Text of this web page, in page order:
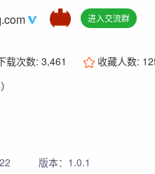
进入交流群
载次数: 3,461 收藏人数:
版本：1.0.1